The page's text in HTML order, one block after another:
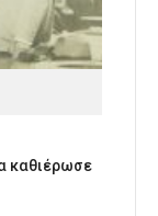
καθιέρωσε